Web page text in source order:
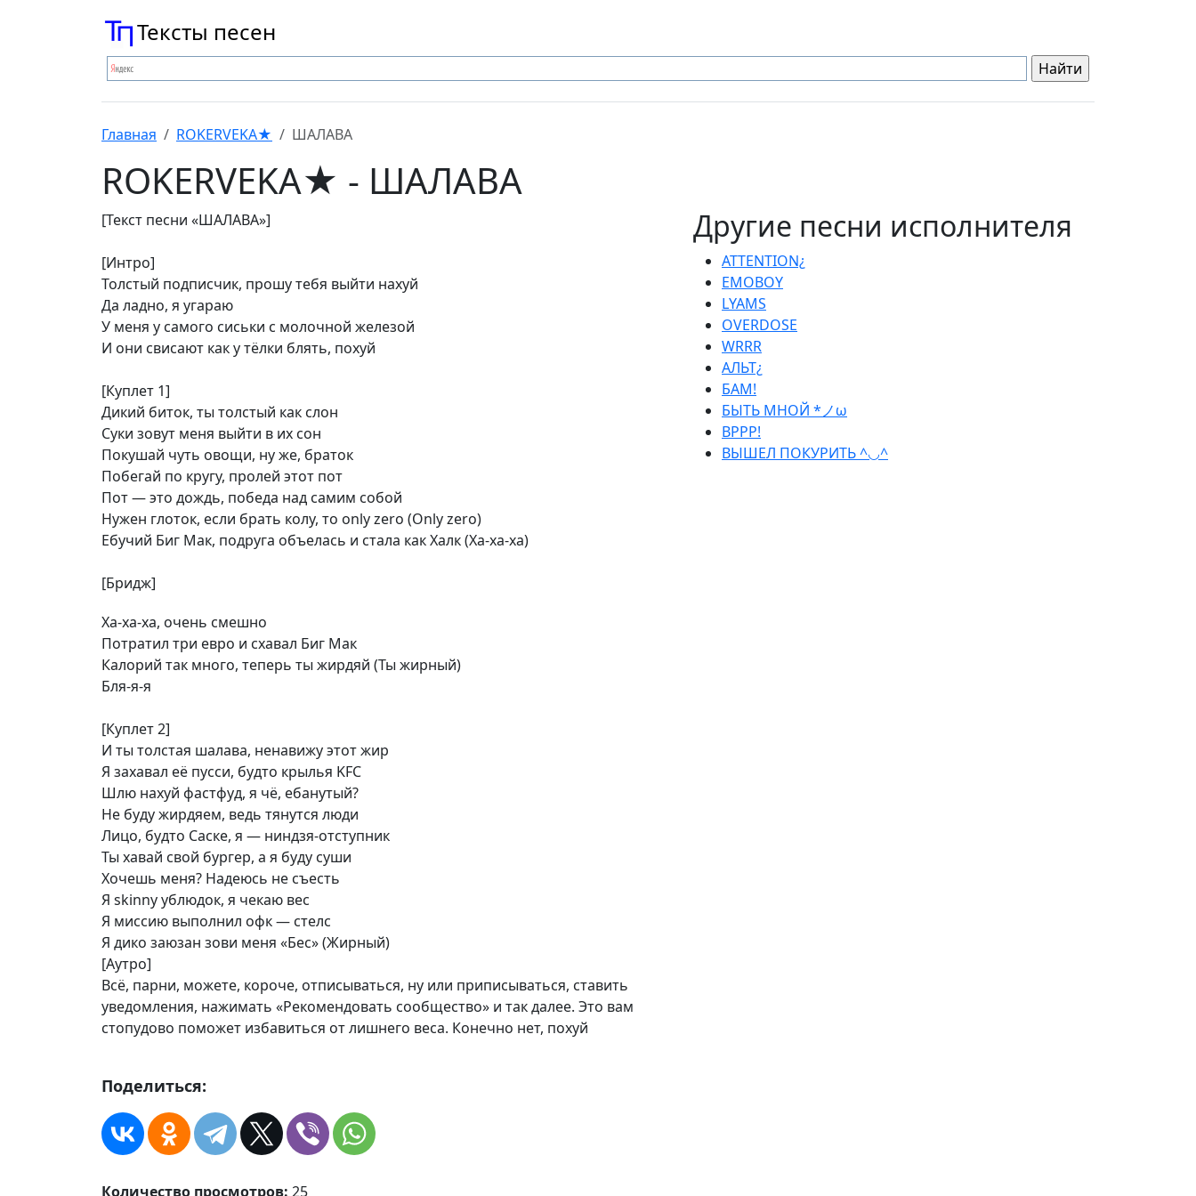
Тексты песен
Главная ROKERVEKA★ ШАЛАВА
ROKERVEKA★ - ШАЛАВА
[Текст песни «ШАЛАВА»]
[Интро]
Толстый подписчик, прошу тебя выйти нахуй
Да ладно, я угараю
У меня у самого сиськи с молочной железой
И они свисают как у тёлки блять, похуй
[Куплет 1]
Дикий биток, ты толстый как слон
Суки зовут меня выйти в их сон
Покушай чуть овощи, ну же, браток
Побегай по кругу, пролей этот пот
Пот — это дождь, победа над самим собой
Нужен глоток, если брать колу, то only zero (Only zero)
Ебучий Биг Мак, подруга объелась и стала как Халк (Ха-ха-ха)
[Бридж]
Ха-ха-ха, очень смешно
Потратил три евро и схавал Биг Мак
Калорий так много, теперь ты жирдяй (Ты жирный)
Бля-я-я
[Куплет 2]
И ты толстая шалава, ненавижу этот жир
Я захавал её пусси, будто крылья KFC
Шлю нахуй фастфуд, я чё, ебанутый?
Не буду жирдяем, ведь тянутся люди
Лицо, будто Саске, я — ниндзя-отступник
Ты хавай свой бургер, а я буду суши
Хочешь меня? Надеюсь не съесть
Я skinny ублюдок, я чекаю вес
Я миссию выполнил офк — стелс
Я дико заюзан зови меня «Бес» (Жирный)
[Аутро]
Всё, парни, можете, короче, отписываться, ну или приписываться, ставить
уведомления, нажимать «Рекомендовать сообщество» и так далее. Это вам
стопудово поможет избавиться от лишнего веса. Конечно нет, похуй
Поделиться:
Количество просмотров: 25
Другие песни исполнителя
ATTENTION¿
EMOBOY
LYAMS
OVERDOSE
WRRR
АЛЬТ¿
БАМ!
БЫТЬ МНОЙ *ノω
ВРРР!
ВЫШЕЛ ПОКУРИТЬ ^◡^